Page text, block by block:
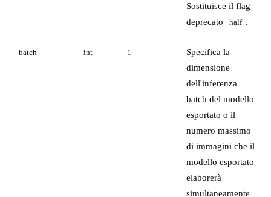
Sostituisce il flag
deprecato
half .
batch int 1
Specifica la
dimensione
dell'inferenza
batch del modello
esportato o il
numero massimo
di immagini che il
modello esportato
elaborerà
simultaneamente